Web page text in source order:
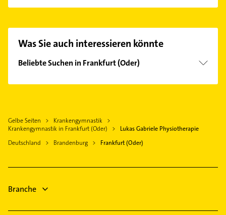
Hier finden Sie alleKontaktdaten
Was Sie auch interessieren könnte
Beliebte Suchen in Frankfurt (Oder)
Elektroinstallation
Dachdecker
Hausarzt
Allgemeinarzt
Gelbe Seiten
Krankengymnastik
Krankengymnastik in Frankfurt (Oder)
Lukas Gabriele Physiotherapie
Deutschland
Brandenburg Frankfurt (Oder)
Branche